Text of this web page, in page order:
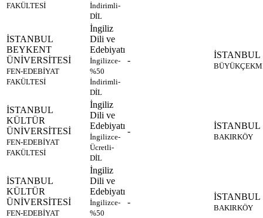
FAKÜLTESİ
İndirimli-
DİL
İSTANBUL
BEYKENT
ÜNİVERSİTESİ
FEN-EDEBİYAT
FAKÜLTESİ
İngiliz
Dili ve
Edebiyatı
İngilizce-
%50
İndirimli-
DİL
-
İSTANBUL
İSTANBUL
KÜLTÜR
ÜNİVERSİTESİ
FEN-EDEBİYAT
FAKÜLTESİ
İngiliz
Dili ve
Edebiyatı
İngilizce-
Ücretli-
DİL
-
İSTANBUL
BAKIRKÖY
İSTANBUL
KÜLTÜR
ÜNİVERSİTESİ
FEN-EDEBİYAT
İngiliz
Dili ve
Edebiyatı
İngilizce-
%50
-
İSTANBUL
BAKIRKÖY